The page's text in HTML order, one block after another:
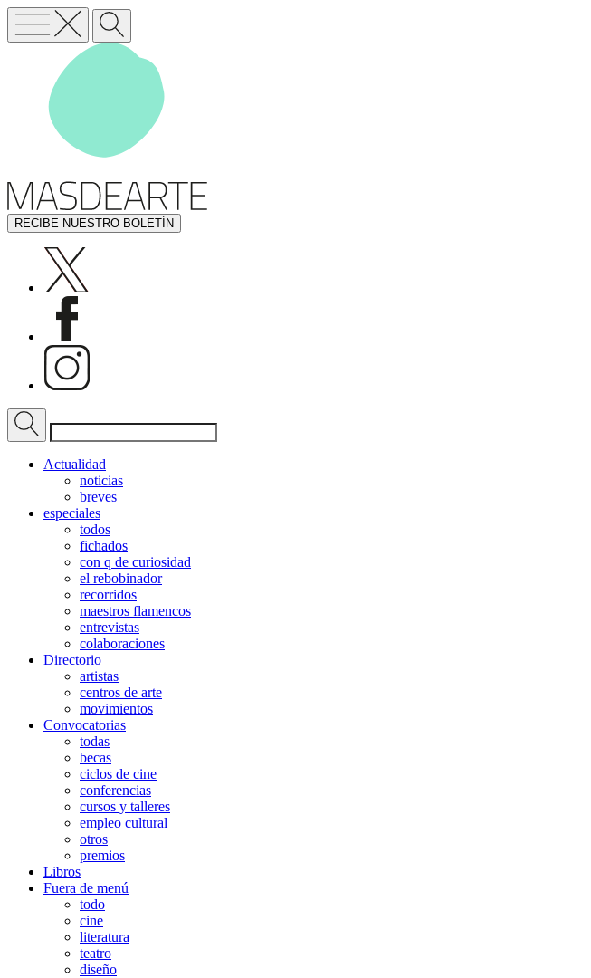
RECIBE NUESTRO BOLETÍN
Actualidad
noticias
breves
especiales
todos
fichados
con q de curiosidad
el rebobinador
recorridos
maestros flamencos
entrevistas
colaboraciones
Directorio
artistas
centros de arte
movimientos
Convocatorias
todas
becas
ciclos de cine
conferencias
cursos y talleres
empleo cultural
otros
premios
Libros
Fuera de menú
todo
cine
literatura
teatro
diseño